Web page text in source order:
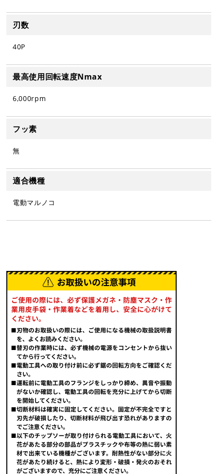
刃数
40P
最高使用回転速度Nmax
6,000rpm
フッ素
無
適合機種
電動マルノコ